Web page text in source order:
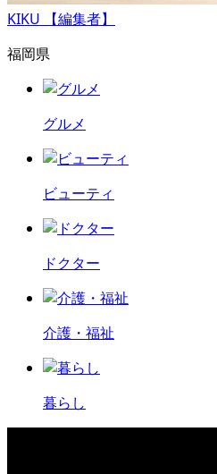
KIKU 【編集者】
福岡県
グルメ
ビューティ
ドクター
介護・福祉
暮らし